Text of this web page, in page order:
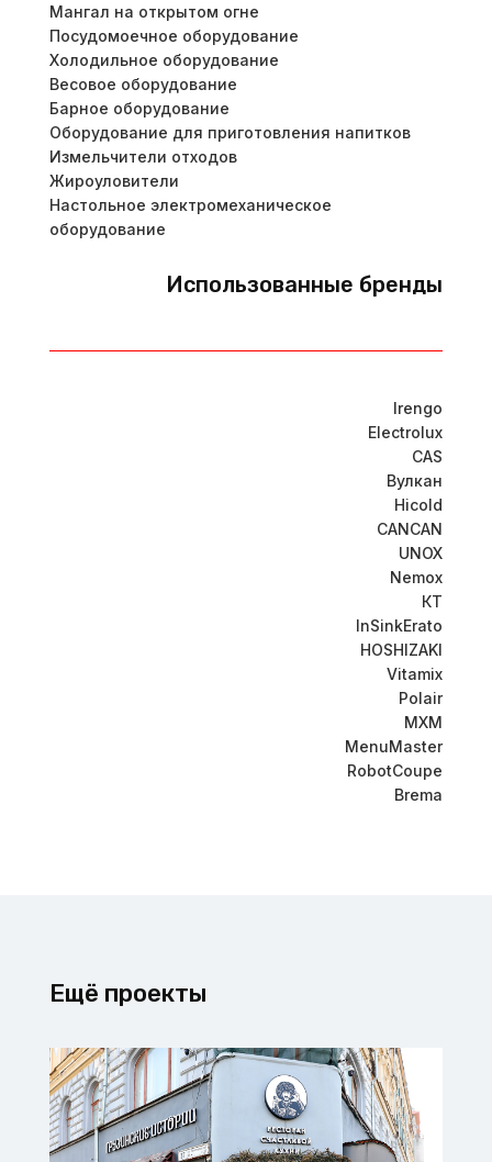
Мангал на открытом огне
Посудомоечное оборудование
Холодильное оборудование
Весовое оборудование
Барное оборудование
Оборудование для приготовления напитков
Измельчители отходов
Жироуловители
Настольное электромеханическое
оборудование
Использованные бренды
Irengo
Electrolux
CAS
Вулкан
Hicold
CANCAN
UNOX
Nemox
КТ
InSinkErato
HOSHIZAKI
Vitamix
Polair
МХМ
MenuMaster
RobotCoupe
Brema
Ещё проекты